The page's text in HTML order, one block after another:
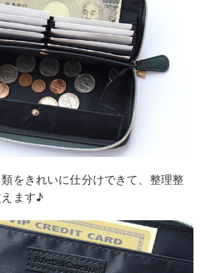
をきれいに仕分けできて、整理整
ます♪